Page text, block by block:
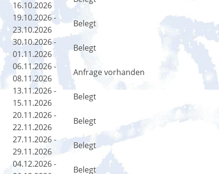
16.10.2026
19.10.2026 -
23.10.2026
Belegt
30.10.2026 -
01.11.2026
Belegt
06.11.2026 -
08.11.2026
Anfrage vorhanden
13.11.2026 -
15.11.2026
Belegt
20.11.2026 -
22.11.2026
Belegt
27.11.2026 -
29.11.2026
Belegt
04.12.2026 -
Belegt